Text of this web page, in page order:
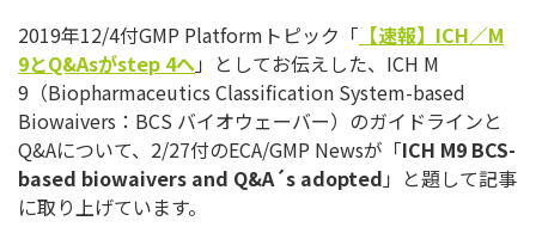
2019年12/4付GMP Platformトピック「 【速報】 ICH／M
9とQ&Asがstep 4へ」としてお伝えした、ICH M
9（Biopharmaceutics Classification System-based
Biowaivers：BCS バイオウェーバー）のガイドラインと
Q&Aについて、2/27付のECA/GMP Newsが「ICH M9 BCS-
based biowaivers and Q&A´s adopted 」と題して記事
に取り上げています。